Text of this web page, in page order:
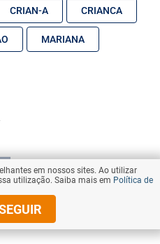
CRIAN-A CRIANCA
MARIANA
TOPO
em nossos sites. Ao utilizar
utilização. Saiba mais em Política de